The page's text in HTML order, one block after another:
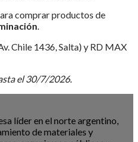
comprar productos de
Chile 1436, Salta) y RD MAX
el 30/7/2026.
líder en el norte argentino,
de materiales y